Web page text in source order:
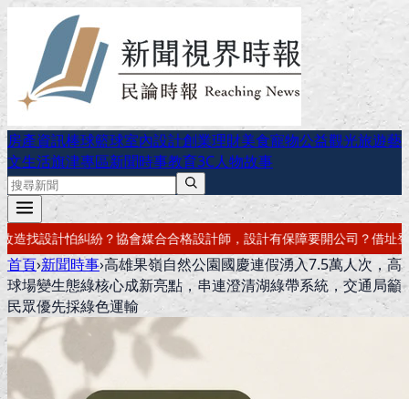
房產資訊棒球籃球室內設計創業理財美食寵物公益觀光旅遊藝
文生活旗津專區新聞時事教育3C人物故事
計有保障要開公司？借址登記・公司設立・工商登記一次辦好記帳報稅
首頁›新聞時事›高雄果嶺自然公園國慶連假湧入7.5萬人次，高
球場變生態綠核心成新亮點，串連澄清湖綠帶系統，交通局籲
民眾優先採綠色運輸